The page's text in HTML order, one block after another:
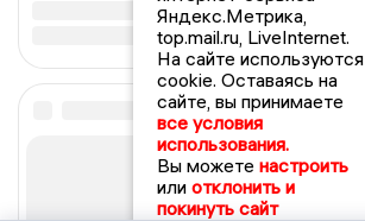
Яндекс.Метрика,
top.mail.ru, LiveInternet.
На сайте используются
cookie. Оставаясь на
сайте, вы принимаете
все условия
использования.
Вы можете настроить
или отклонить и
покинуть сайт